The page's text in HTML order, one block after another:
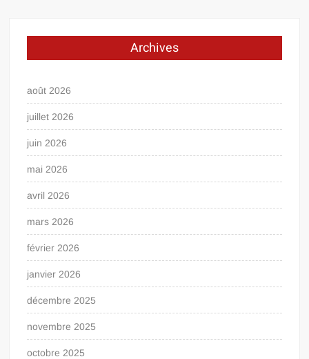
Archives
août 2026
juillet 2026
juin 2026
mai 2026
avril 2026
mars 2026
février 2026
janvier 2026
décembre 2025
novembre 2025
octobre 2025